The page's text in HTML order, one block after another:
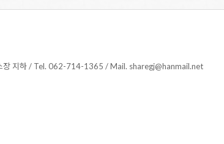
장 지하 / Tel. 062-714-1365 / Mail. sharegj@hanmail.net